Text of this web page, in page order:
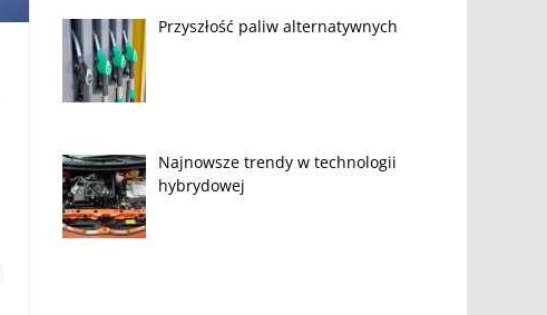
Przyszłość paliw alternatywnych
Najnowsze trendy w technologii
hybrydowej